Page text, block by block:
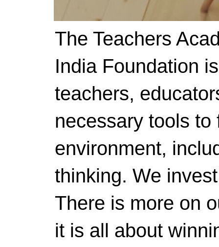
The Teachers
India Foundation
teachers,
necessary tools
environment,
thinking. We
There is more on
it is all about